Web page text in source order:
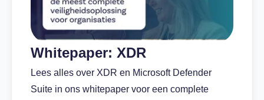
Whitepaper: XDR
Lees alles over XDR en Microsoft Defender
Suite in ons whitepaper voor een complete